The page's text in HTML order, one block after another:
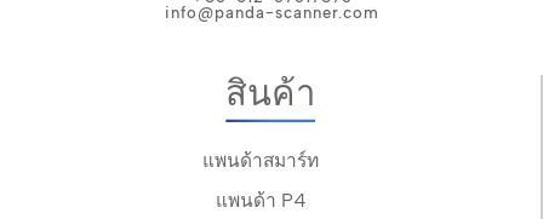
info@panda-scanner.com
สินค้า
แพนด้าสมาร์ท
แพนด้า P4